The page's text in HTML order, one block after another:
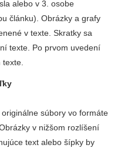
alebo v 3. osobe
článku). Obrázky a grafy
v texte. Skratky sa
texte. Po prvom uvedení
súbory vo formáte
v nižšom rozlíšení
text alebo šípky by